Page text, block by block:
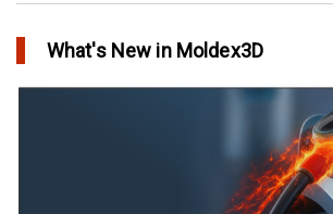
in Top Story
IC Packaging 제품의 물리적 강도 확보를 위한
어닐링을 통해 플라스틱 제품에 가치를 추가
What's New in Moldex3D